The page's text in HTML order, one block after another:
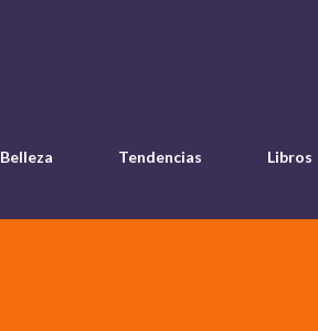
Belleza Tendencias Libros